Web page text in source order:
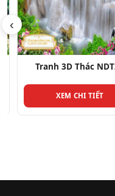
‹
Tranh 3D Thác NDT29
XEM CHI TIẾT